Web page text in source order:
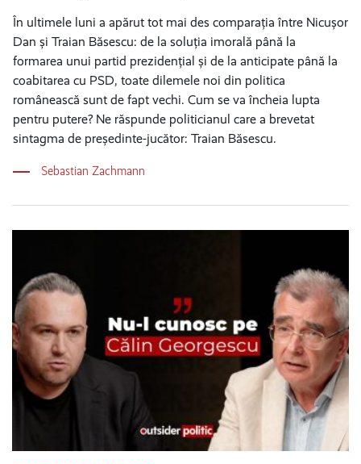
În ultimele luni a apărut tot mai des comparația între Nicușor
Dan și Traian Băsescu: de la soluția imorală până la
formarea unui partid prezidențial și de la anticipate până la
coabitarea cu PSD, toate dilemele noi din politica
românească sunt de fapt vechi. Cum se va încheia lupta
pentru putere? Ne răspunde politicianul care a brevetat
sintagma de președinte-jucător: Traian Băsescu.
Sebastian Zachmann